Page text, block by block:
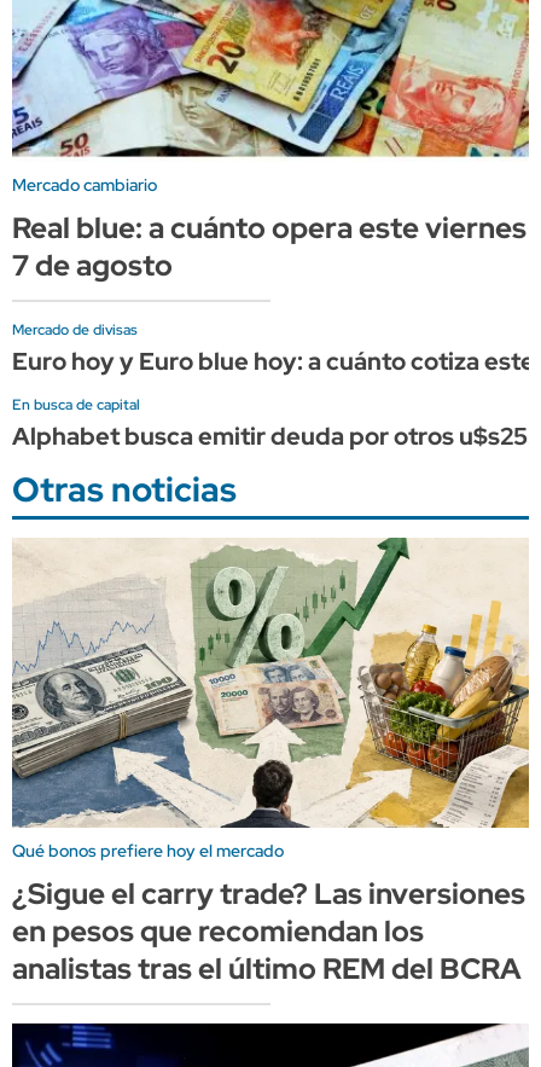
Mercado cambiario
Real blue: a cuánto opera este viernes
7 de agosto
Mercado de divisas
Euro hoy y Euro blue hoy: a cuánto cotiza
En busca de capital
Alphabet busca emitir deuda por otros
Otras noticias
Qué bonos prefiere hoy el mercado
¿Sigue el carry trade? Las inversiones
en pesos que recomiendan los
analistas tras el último REM del BCRA